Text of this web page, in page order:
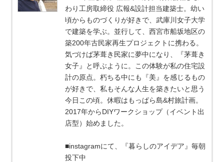
わり工房取締役 広報&設計担当建築士。幼い
頃からものづくりが好きで、武庫川女子大学
で建築を学ぶ。並行して、西宮市船坂地区の
築200年古民家再生プロジェクトに携わる。
気づけば茅葺き民家に夢中になり、『茅葺き
女子』と呼ぶように。この体験が私の住宅設
計の原点。朽ちる中にも『美』を感じるもの
が好きで、私もそんな人生を築きたいと思う
今日この頃。休暇はもっぱら島&村旅計画。
2017年からDIYワークショップ（イベント出
店型）始めました。
■instagramにて、『暮らしのアイデア』毎朝
投下中